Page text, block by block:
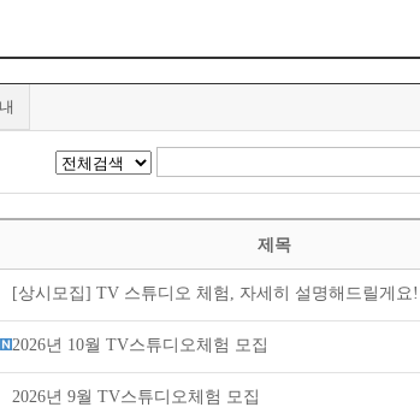
제목
[상시모집] TV 스튜디오 체험, 자세히 설명해드릴게요!
2026년 10월 TV스튜디오체험 모집
2026년 9월 TV스튜디오체험 모집